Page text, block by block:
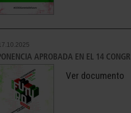
APROBADA EN EL 14
Ver documento